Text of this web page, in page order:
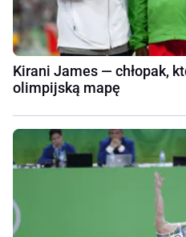
Kirani James — chłopak,
olimpijską mapę